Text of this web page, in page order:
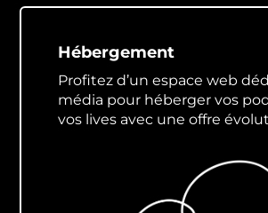
Hébergement
Profitez d’un espace web
média pour héberger vos
vos lives avec une offre